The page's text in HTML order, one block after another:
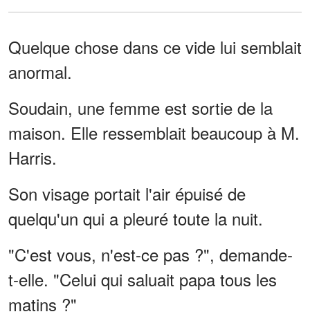
Quelque chose dans ce vide lui semblait
anormal.
Soudain, une femme est sortie de la
maison. Elle ressemblait beaucoup à M.
Harris.
Son visage portait l'air épuisé de
quelqu'un qui a pleuré toute la nuit.
"C'est vous, n'est-ce pas ?", demande-
t-elle. "Celui qui saluait papa tous les
matins ?"